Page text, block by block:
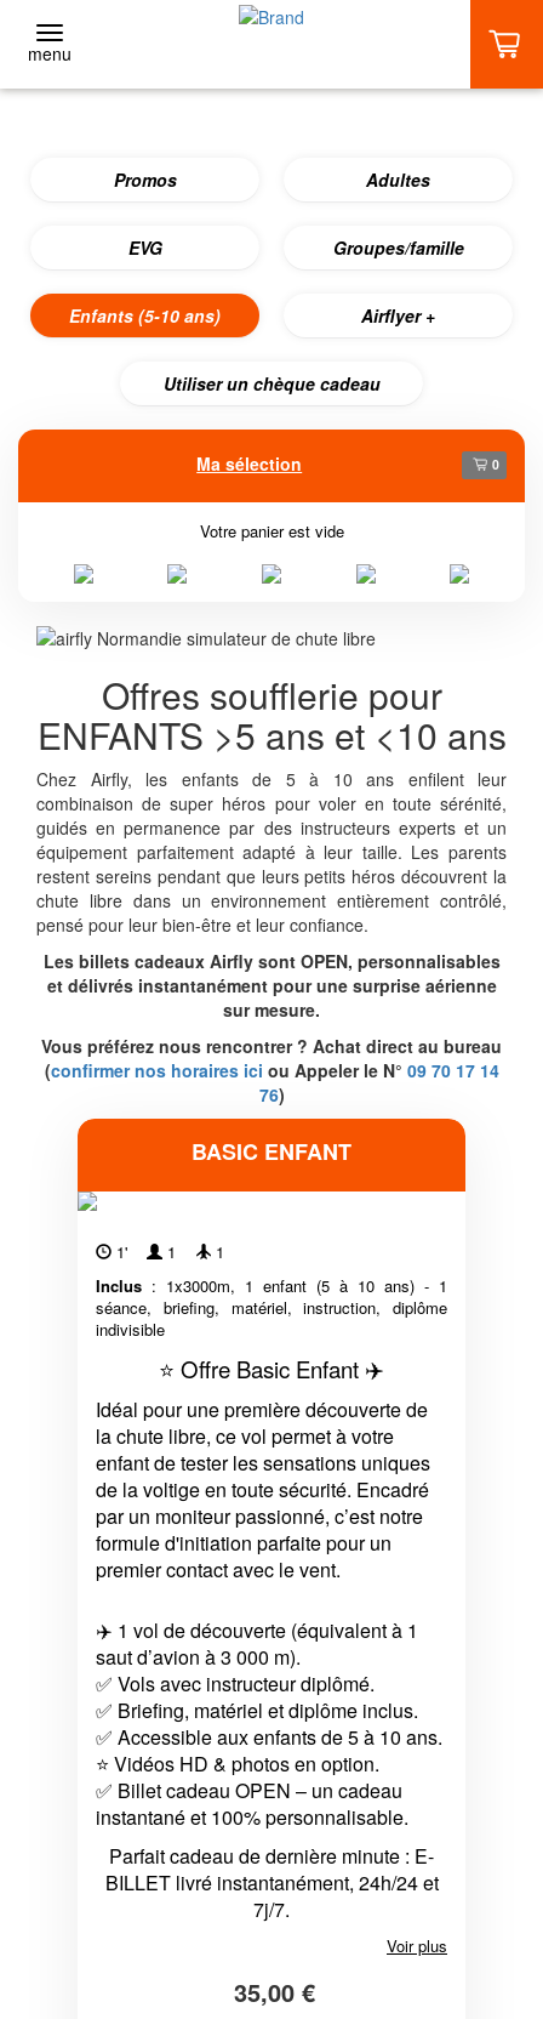
menu
Promos Adultes
EVG Groupes/famille
Enfants (5-10 ans) Airflyer +
Utiliser un chèque cadeau
Ma sélection 0
Votre panier est vide
Offres soufflerie pour
ENFANTS >5 ans et <10 ans
Chez Airfly, les enfants de 5 à 10 ans enfilent leur
combinaison de super héros pour voler en toute sérénité,
guidés en permanence par des instructeurs experts et un
équipement parfaitement adapté à leur taille. Les parents
restent sereins pendant que leurs petits héros découvrent la
chute libre dans un environnement entièrement contrôlé,
pensé pour leur bien-être et leur confiance.
Les billets cadeaux Airfly sont OPEN, personnalisables
et délivrés instantanément pour une surprise aérienne
sur mesure.
Vous préférez nous rencontrer ? Achat direct au bureau
(confirmer nos horaires ici ou Appeler le N° 09 70 17 14
76)
BASIC ENFANT
1' 1
1
Inclus : 1x3000m, 1 enfant (5 à 10 ans) - 1
séance, briefing, matériel, instruction, diplôme
indivisible
⭐ Offre Basic Enfant ✈️
Idéal pour une première découverte de
la chute libre, ce vol permet à votre
enfant de tester les sensations uniques
de la voltige en toute sécurité. Encadré
par un moniteur passionné, c’est notre
formule d'initiation parfaite pour un
premier contact avec le vent.
✈️ 1 vol de découverte (équivalent à 1
saut d’avion à 3 000 m).
✅ Vols avec instructeur diplômé.
✅ Briefing, matériel et diplôme inclus.
✅ Accessible aux enfants de 5 à 10 ans.
⭐ Vidéos HD & photos en option.
✅ Billet cadeau OPEN – un cadeau
instantané et 100% personnalisable.
Parfait cadeau de dernière minute : E-
BILLET livré instantanément, 24h/24 et
7j/7.
Voir plus
35,00 €
Adultes
BASIC (1 VOL)
DÉCOUVERTE (2 VOLS)
EXTRÊME (3 VOLS ET +)
AGENDA TUNNEL